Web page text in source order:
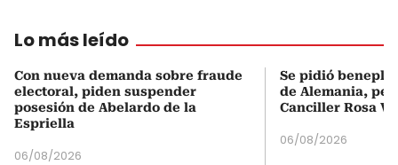
Lo más leído
Con nueva demanda sobre fraude
electoral, piden suspender
posesión de Abelardo de la
Espriella
06/08/2026
Se pidió
de Alemania,
Canciller Rosa
06/08/2026